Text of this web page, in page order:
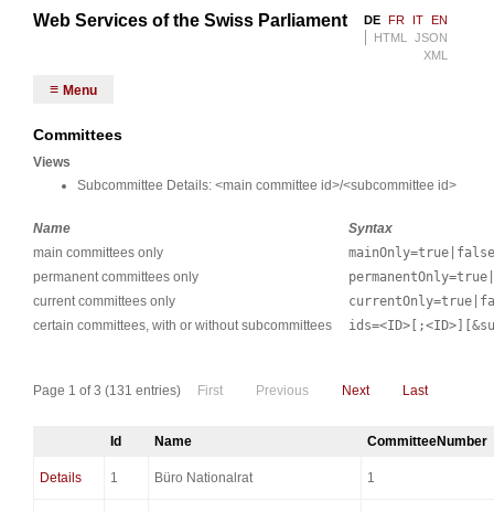
Web Services of the Swiss Parliament DE FR IT EN
HTML
JSON
XML
Menu
Committees
Views
Subcommittee Details: <main committee id>/<subcommittee id>
Name
Syntax
main committees only
mainOnly=true|false
permanent committees only
current committees only
certain committees, with or without subcommittees
Page 1 of 3 (131 entries) First Previous Next Last
Id Name CommitteeNumber
Details 1 Büro Nationalrat 1